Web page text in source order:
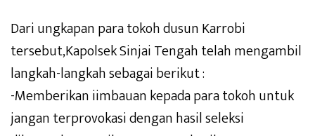
Dari ungkapan para tokoh dusun Karrobi
tersebut,Kapolsek Sinjai Tengah telah mengambil
langkah-langkah sebagai berikut :
-Memberikan iimbauan kepada para tokoh untuk
jangan terprovokasi dengan hasil seleksi